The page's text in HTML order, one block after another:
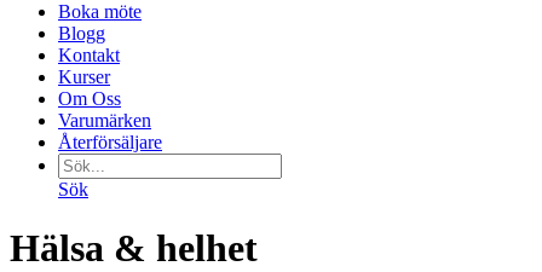
Boka möte
Blogg
Kontakt
Kurser
Om Oss
Varumärken
Återförsäljare
Sök
Hälsa & helhet